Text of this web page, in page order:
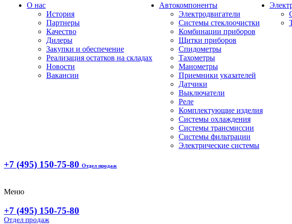
О нас
История
Партнеры
Качество
Дилеры
Закупки и обеспечение
Реализация остатков на складах
Новости
Вакансии
Автокомпоненты
Электродвигатели
Системы стеклоочистки
Комбинации приборов
Щитки приборов
Спидометры
Тахометры
Манометры
Приемники указателей
Датчики
Выключатели
Реле
Комплектующие изделия
Системы охлаждения
Системы трансмиссии
Системы фильтрации
Электрические системы
+7 (495) 150-75-80 Отдел продаж
Меню
+7 (495) 150-75-80
Отдел продаж